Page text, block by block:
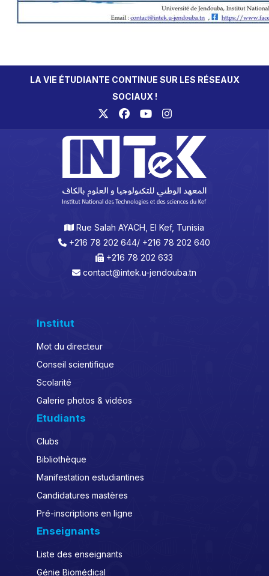
LA VIE ÉTUDIANTE CONTINUE SUR LES RÉSEAUX
SOCIAUX !
Rue Salah AYACH, El Kef, Tunisia
+216 78 202 644/ +216 78 202 640
+216 78 202 633
contact@intek.u-jendouba.tn
Institut
Mot du directeur
Conseil scientifique
Scolarité
Galerie photos & vidéos
Etudiants
Clubs
Bibliothèque
Manifestation estudiantines
Candidatures mastères
Pré-inscriptions en ligne
Enseignants
Liste des enseignants
Génie Biomédical